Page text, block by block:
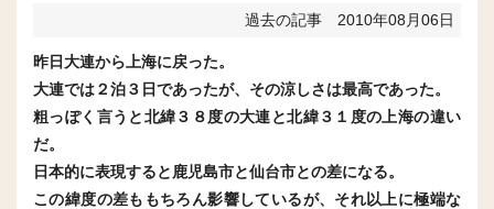
過去の記事 2010年08月06日
昨日大連から上海に戻った。
大連では２泊３日であったが、その涼しさは最高であった。
粗っぽく言うと北緯３８度の大連と北緯３１度の上海の違い
だ。
日本的に表現すると鹿児島市と仙台市との差になる。
この緯度の差ももちろん影響しているが、それ以上に極端な